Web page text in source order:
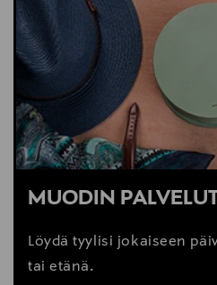
MUODIN
Löydä tyylisi jokaiseen
tai etänä.